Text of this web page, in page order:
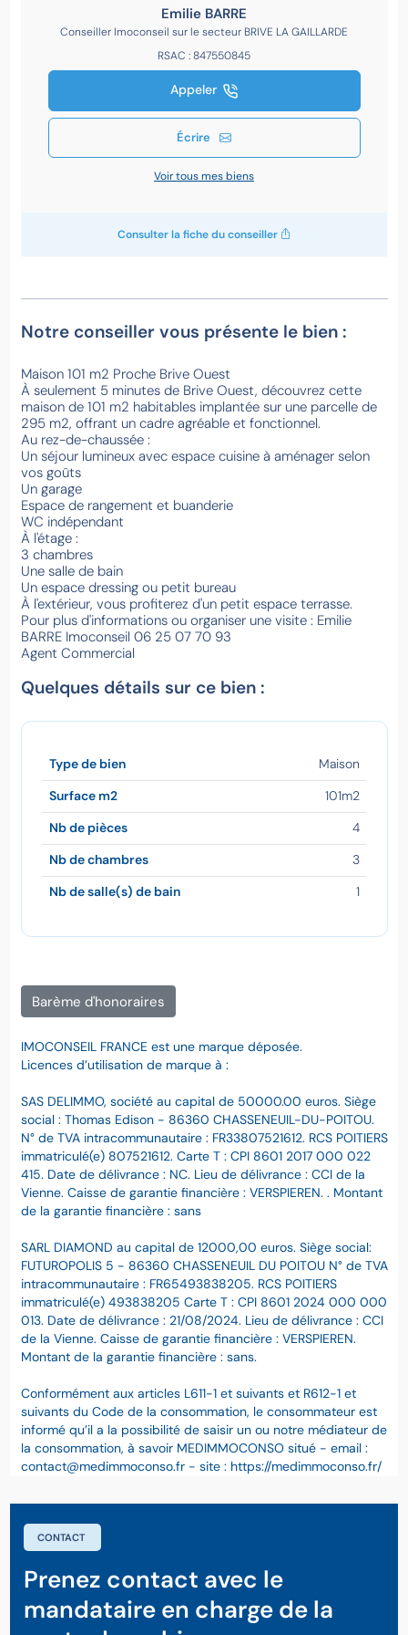
Emilie BARRE
Conseiller Imoconseil sur le secteur BRIVE LA GAILLARDE
RSAC : 847550845
Appeler
Écrire
Voir tous mes biens
Consulter la fiche du conseiller
Notre conseiller vous présente le bien :
Maison 101 m2 Proche Brive Ouest
À seulement 5 minutes de Brive Ouest, découvrez cette
maison de 101 m2 habitables implantée sur une parcelle de
295 m2, offrant un cadre agréable et fonctionnel.
Au rez-de-chaussée :
Un séjour lumineux avec espace cuisine à aménager selon
vos goûts
Un garage
Espace de rangement et buanderie
WC indépendant
À l'étage :
3 chambres
Une salle de bain
Un espace dressing ou petit bureau
À l'extérieur, vous profiterez d'un petit espace terrasse.
Pour plus d'informations ou organiser une visite : Emilie
BARRE Imoconseil 06 25 07 70 93
Agent Commercial
Quelques détails sur ce bien :
Type de bien Maison
Surface m2 101m2
Nb de pièces 4
Nb de chambres 3
Nb de salle(s) de bain 1
Barème d'honoraires
IMOCONSEIL FRANCE est une marque déposée.
Licences d’utilisation de marque à :
SAS DELIMMO, société au capital de 50000.00 euros. Siège
social : Thomas Edison - 86360 CHASSENEUIL-DU-POITOU.
N° de TVA intracommunautaire : FR33807521612. RCS POITIERS
immatriculé(e) 807521612. Carte T : CPI 8601 2017 000 022
415. Date de délivrance : NC. Lieu de délivrance : CCI de la
Vienne. Caisse de garantie financière : VERSPIEREN. . Montant
de la garantie financière : sans
SARL DIAMOND au capital de 12000,00 euros. Siège social:
FUTUROPOLIS 5 - 86360 CHASSENEUIL DU POITOU N° de TVA
intracommunautaire : FR65493838205. RCS POITIERS
immatriculé(e) 493838205 Carte T : CPI 8601 2024 000 000
013. Date de délivrance : 21/08/2024. Lieu de délivrance : CCI
de la Vienne. Caisse de garantie financière : VERSPIEREN.
Montant de la garantie financière : sans.
Conformément aux articles L611-1 et suivants et R612-1 et
suivants du Code de la consommation, le consommateur est
informé qu’il a la possibilité de saisir un ou notre médiateur de
la consommation, à savoir MEDIMMOCONSO situé - email :
contact@medimmoconso.fr - site : https://medimmoconso.fr/
CONTACT
Prenez contact avec le
mandataire en charge de la